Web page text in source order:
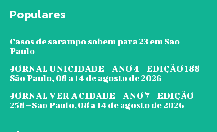
Populares
Casos de sarampo sobem para 23 em São
Paulo
JORNAL UNICIDADE – ANO 4 – EDIÇÃO 188 –
São Paulo, 08 a 14 de agosto de 2026
JORNAL VER A CIDADE – ANO 7 – EDIÇÃO
258 – São Paulo, 08 a 14 de agosto de 2026